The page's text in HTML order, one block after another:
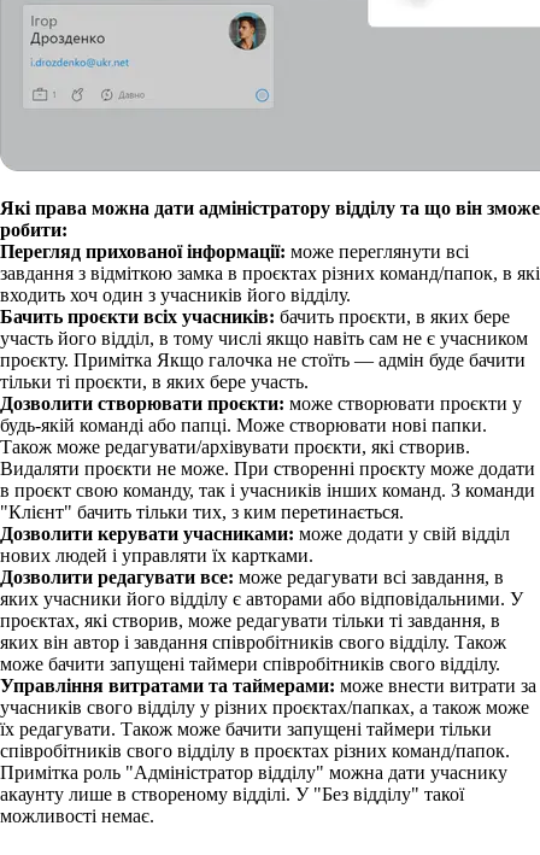
Які права можна дати адміністратору відділу та що він зможе
робити:
Перегляд прихованої інформації: може переглянути всі
завдання з відміткою замка в проєктах різних команд/папок, в які
входить хоч один з учасників його відділу.
Бачить проєкти всіх учасників: бачить проєкти, в яких бере
участь його відділ, в тому числі якщо навіть сам не є учасником
проєкту. Примітка Якщо галочка не стоїть — адмін буде бачити
тільки ті проєкти, в яких бере участь.
Дозволити створювати проєкти: може створювати проєкти у
будь-якій команді або папці. Може створювати нові папки.
Також може редагувати/архівувати проєкти, які створив.
Видаляти проєкти не може. При створенні проєкту може додати
в проєкт свою команду, так і учасників інших команд. З команди
"Клієнт" бачить тільки тих, з ким перетинається.
Дозволити керувати учасниками: може додати у свій відділ
нових людей і управляти їх картками.
Дозволити редагувати все: може редагувати всі завдання, в
яких учасники його відділу є авторами або відповідальними. У
проєктах, які створив, може редагувати тільки ті завдання, в
яких він автор і завдання співробітників свого відділу. Також
може бачити запущені таймери співробітників свого відділу.
Управління витратами та таймерами: може внести витрати за
учасників свого відділу у різних проєктах/папках, а також може
їх редагувати. Також може бачити запущені таймери тільки
співробітників свого відділу в проєктах різних команд/папок.
Примітка роль "Адміністратор відділу" можна дати учаснику
акаунту лише в створеному відділі. У "Без відділу" такої
можливості немає.